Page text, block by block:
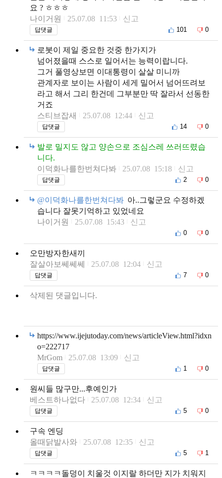
요 ? ㅎㅎㅎ
나이거원
25.07.08 11:53 신고
답댓글 101 0
로봇이 제일 중요한 것중 한가지가
넘어졌을때 스스로 일어서는 능력이랍니다.
그거 풀영상보면 이대통령이 살살 미니까
관계자로 보이는 사람이 세게 밀어서 넘어뜨려보
라고 해서 그리 한건데 그부분만 딱 잘라서 선동한
거죠
스티브잡새
25.07.08 12:44 신고
답댓글 14 0
발로 밀지도 않고 양손으로 조심스레 쓰러뜨렸습
니다.
이덕화나를한번쳐다봐
25.07.08 15:18 신고
답댓글 2 0
@이덕화나를한번쳐다봐 아..그렇군요 수정하겠
습니다 잘못기억하고 있었네요
나이거원
25.07.08 15:43 신고
0 0
오만방자한새끼
잘살아보쎄쎄쎄
25.07.08 12:04 신고
답댓글 7 0
삭제된 댓글입니다.
https://www.ijejutoday.com/news/articleView.html?idxn
o=222717
MrGom
25.07.08 13:09 신고
답댓글 1 0
원씨들 많구만...후예인가
베스트하나없다
25.07.08 12:34 신고
답댓글 5 0
구속 엔딩
올때닭발사와
25.07.08 12:35 신고
답댓글 5 1
ㅋㅋㅋㅋ돌덩이 치울것 이지랄 하더만 지가 치워지